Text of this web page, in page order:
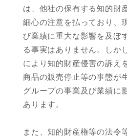
は、他社の保有する知的財
細心の注意を払っており、
び業績に重大な影響を及ぼ
る事実はありません。しか
により知的財産侵害の訴え
商品の販売停止等の事態が
グループの事業及び業績に
あります。
また、知的財産権等の法令